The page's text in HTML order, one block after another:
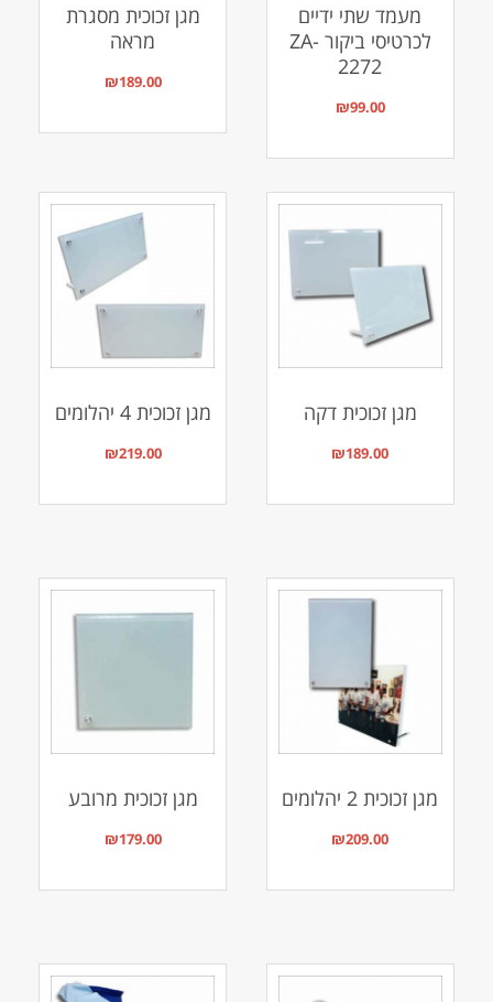
מעמד שתי ידיים
לכרטיסי ביקור ZA-
2272
₪99.00
מגן זכוכית מסגרת
מראה
₪189.00
מגן זכוכית דקה
₪189.00
מגן זכוכית 4 יהלומים
₪219.00
מגן זכוכית 2 יהלומים
₪209.00
מגן זכוכית מרובע
₪179.00